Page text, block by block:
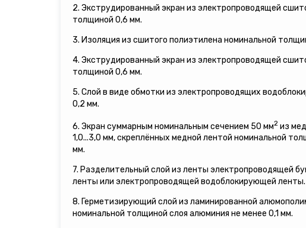
2. Экструдированный экран из электропроводящей
толщиной 0,6 мм.
3. Изоляция из сшитого полиэтилена номинальной
4. Экструдированный экран из электропроводящей
толщиной 0,6 мм.
5. Слой в виде обмотки из электропроводящих
0,2 мм.
6. Экран суммарным номинальным сечением 50 мм2 из
1,0...3,0 мм, скреплённых медной лентой номинальной
мм.
7. Разделительный слой из ленты электропроводящей
ленты или электропроводящей водоблокирующей ленты.
8. Герметизирующий слой из ламинированной
номинальной толщиной слоя алюминия не менее 0,1 мм.